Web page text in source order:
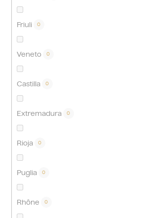
Friuli 0
Veneto 0
Castilla 0
Extremadura 0
Rioja 0
Puglia 0
Rhône 0